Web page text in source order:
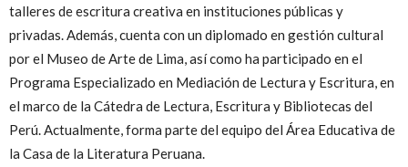
talleres de escritura creativa en instituciones públicas y
privadas. Además, cuenta con un diplomado en gestión cultural
por el Museo de Arte de Lima, así como ha participado en el
Programa Especializado en Mediación de Lectura y Escritura, en
el marco de la Cátedra de Lectura, Escritura y Bibliotecas del
Perú. Actualmente, forma parte del equipo del Área Educativa de
la Casa de la Literatura Peruana.